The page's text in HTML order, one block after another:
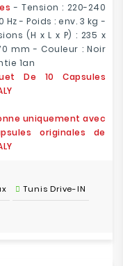
- Tension : 220-240
Hz - Poids : env. 3 kg -
(H x L x P) : 235 x
mm - Couleur : Noir
1an
De 10 Capsules
uniquement avec
originales de
Tunis Drive-IN